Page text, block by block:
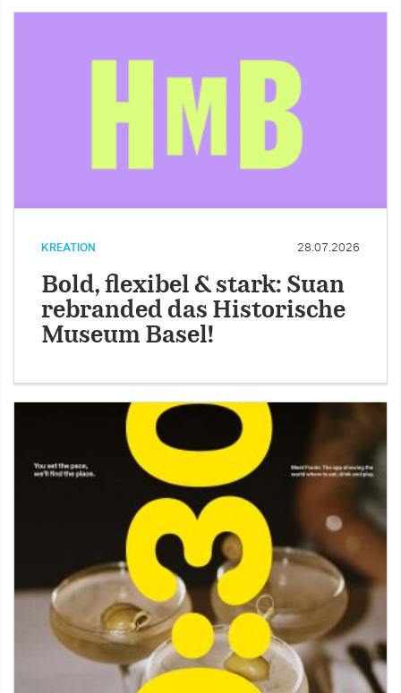
KREATION 28.07.2026
Bold, flexibel & stark: Suan
rebranded das Historische
Museum Basel!